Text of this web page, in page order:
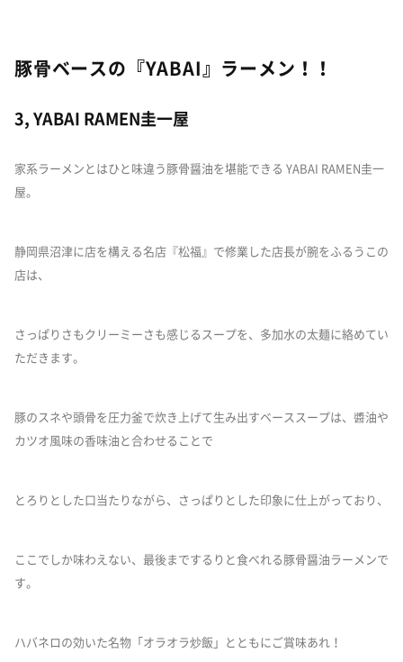
豚骨ベースの『YABAI』ラーメン！！
3, YABAI RAMEN圭一屋
家系ラーメンとはひと味違う豚骨醤油を堪能できる YABAI RAMEN圭一
屋。
静岡県沼津に店を構える名店『松福』で修業した店長が腕をふるうこの
店は、
さっぱりさもクリーミーさも感じるスープを、多加水の太麺に絡めてい
ただきます。
豚のスネや頭骨を圧力釜で炊き上げて生み出すベーススープは、醬油や
カツオ風味の香味油と合わせることで
とろりとした口当たりながら、さっぱりとした印象に仕上がっており、
ここでしか味わえない、最後までするりと食べれる豚骨醤油ラーメンで
す。
ハバネロの効いた名物「オラオラ炒飯」とともにご賞味あれ！